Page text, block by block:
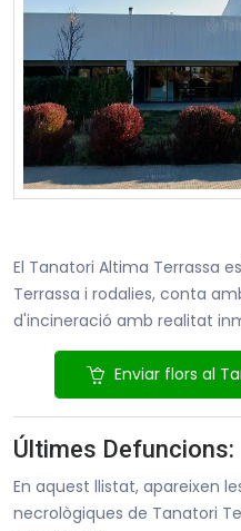
El Tanatori Altima Terrassa
Terrassa i rodalies, conta
d'incineració amb realitat
Enviar flors al
Últimes Defuncions:
En aquest llistat, apareixen
necrològiques de Tanatori